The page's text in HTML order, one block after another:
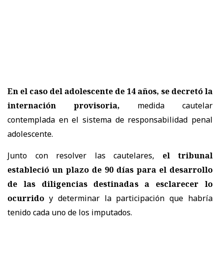
En el caso del adolescente de 14 años, se decretó la
internación provisoria, medida cautelar
contemplada en el sistema de responsabilidad penal
adolescente.
Junto con resolver las cautelares, el tribunal
estableció un plazo de 90 días para el desarrollo
de las diligencias destinadas a esclarecer lo
ocurrido y determinar la participación que habría
tenido cada uno de los imputados.